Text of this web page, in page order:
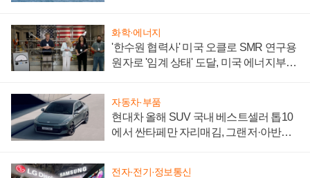
화학·에너지
'한수원 협력사' 미국 오클로 SMR 연구용
원자로 '임계 상태' 도달, 미국 에너지부
자동차·부품
현대차 올해 SUV 국내 베스트셀러 톱10
에서 싼타페만 자리매김, 그랜저·아반떼
전자·전기·정보통신